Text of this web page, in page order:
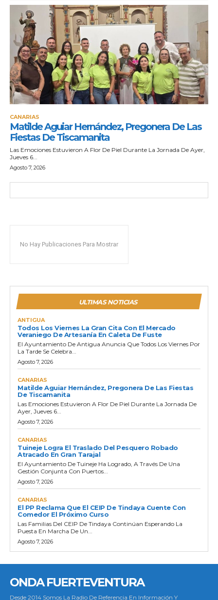
CANARIAS
Matilde Aguiar Hernández, Pregonera De Las
Fiestas De Tiscamanita
Las Emociones Estuvieron A Flor De Piel Durante La Jornada De Ayer,
Jueves 6...
Agosto 7, 2026
No Hay Publicaciones Para Mostrar
ULTIMAS NOTICIAS
ANTIGUA
Todos Los Viernes La Gran Cita Con El Mercado
Veraniego De Artesanía En Caleta De Fuste
El Ayuntamiento De Antigua Anuncia Que Todos Los Viernes Por
La Tarde Se Celebra...
Agosto 7, 2026
CANARIAS
Matilde Aguiar Hernández, Pregonera De Las Fiestas
De Tiscamanita
Las Emociones Estuvieron A Flor De Piel Durante La Jornada De
Ayer, Jueves 6...
Agosto 7, 2026
CANARIAS
Tuineje Logra El Traslado Del Pesquero Robado
Atracado En Gran Tarajal
El Ayuntamiento De Tuineje Ha Logrado, A Través De Una
Gestión Conjunta Con Puertos...
Agosto 7, 2026
CANARIAS
El PP Reclama Que El CEIP De Tindaya Cuente Con
Comedor El Próximo Curso
Las Familias Del CEIP De Tindaya Continúan Esperando La
Puesta En Marcha De Un...
Agosto 7, 2026
ONDA FUERTEVENTURA
Desde 2014 Somos La Radio De Referencia En Información Y